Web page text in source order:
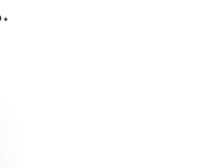
من بين الأسرى المحتجزين، المرشحة الأسبق للرئاسة، الكولومبية الفرنسية إينغريد بوتانكور.